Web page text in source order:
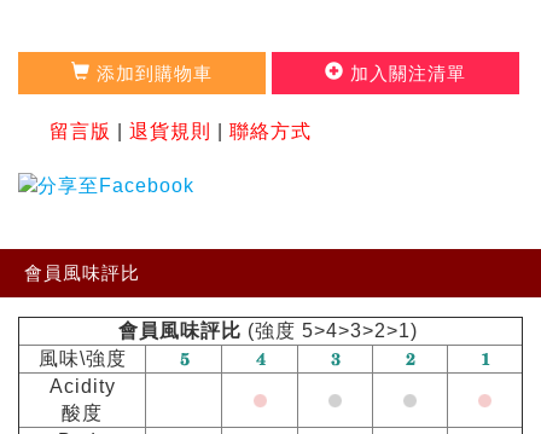
添加到購物車 加入關注清單
留言版 退貨規則 聯絡方式
會員風味評比
會員風味評比 (強度 5>4>3>2>1)
風味\強度
Acidity
酸度